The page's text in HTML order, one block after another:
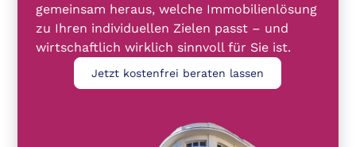
gemeinsam heraus, welche Immobilienlösung
zu Ihren individuellen Zielen passt – und
wirtschaftlich wirklich sinnvoll für Sie ist.
Jetzt kostenfrei beraten lassen